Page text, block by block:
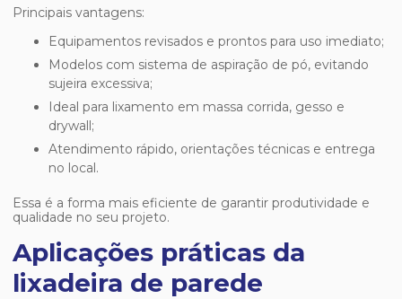
Principais vantagens:
Equipamentos revisados e prontos para uso imediato;
Modelos com sistema de aspiração de pó, evitando
sujeira excessiva;
Ideal para lixamento em massa corrida, gesso e
drywall;
Atendimento rápido, orientações técnicas e entrega
no local.
Essa é a forma mais eficiente de garantir produtividade e
qualidade no seu projeto.
Aplicações práticas da
lixadeira de parede